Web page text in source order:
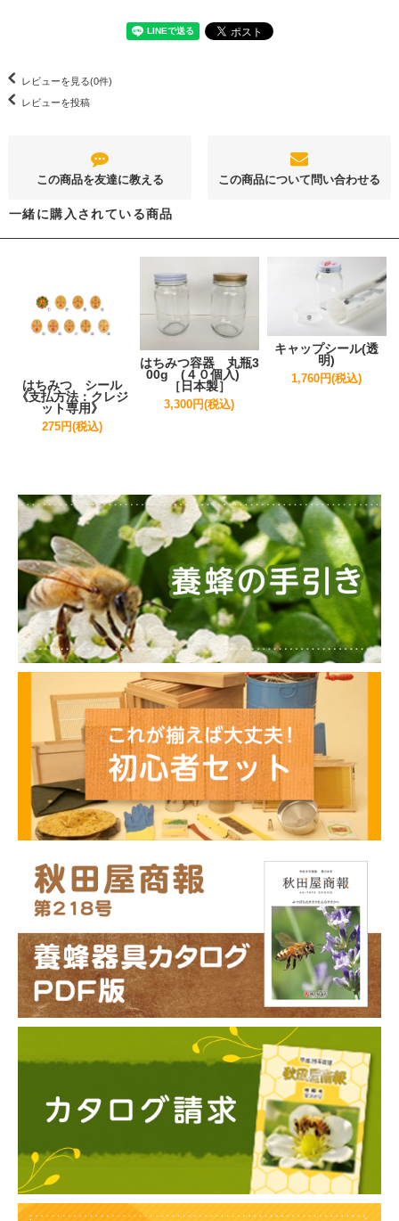
レビューを見る(0件)
レビューを投稿
この商品を友達に教える この商品について問い合わせる
一緒に購入されている商品
はちみつ シール
《支払方法：クレジ
ット専用》
275円(税込)
はちみつ容器 丸瓶3
00g (４０個入)
［日本製］
3,300円(税込)
キャップシール(透
明)
1,760円(税込)